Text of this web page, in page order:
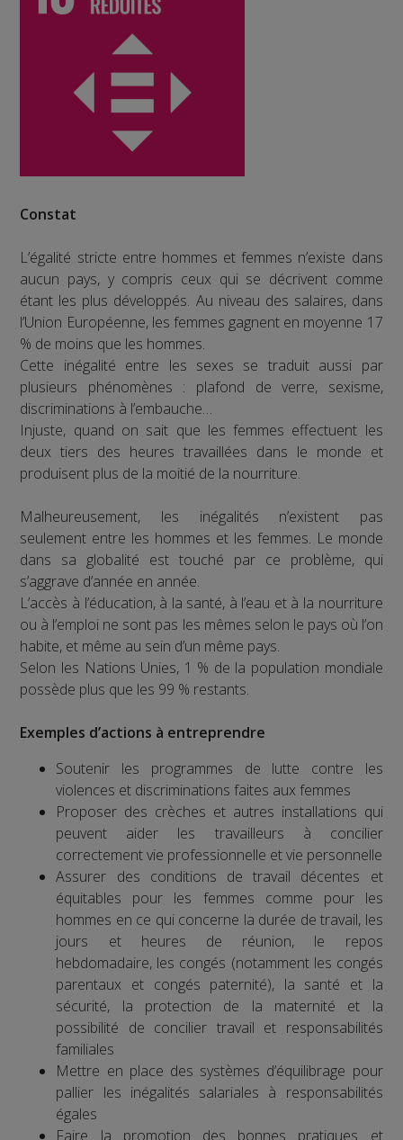
Constat
L’égalité stricte entre hommes et femmes n’existe dans
aucun pays, y compris ceux qui se décrivent comme
étant les plus développés. Au niveau des salaires, dans
l’Union Européenne, les femmes gagnent en moyenne 17
% de moins que les hommes.
Cette inégalité entre les sexes se traduit aussi par
plusieurs phénomènes : plafond de verre, sexisme,
discriminations à l’embauche…
Injuste, quand on sait que les femmes effectuent les
deux tiers des heures travaillées dans le monde et
produisent plus de la moitié de la nourriture.
Malheureusement, les inégalités n’existent pas
seulement entre les hommes et les femmes. Le monde
dans sa globalité est touché par ce problème, qui
s’aggrave d’année en année.
L’accès à l’éducation, à la santé, à l’eau et à la nourriture
ou à l’emploi ne sont pas les mêmes selon le pays où l’on
habite, et même au sein d’un même pays.
Selon les Nations Unies, 1 % de la population mondiale
possède plus que les 99 % restants.
Exemples d’actions à entreprendre
Soutenir les programmes de lutte contre les
violences et discriminations faites aux femmes
Proposer des crèches et autres installations qui
peuvent aider les travailleurs à concilier
correctement vie professionnelle et vie personnelle
Assurer des conditions de travail décentes et
équitables pour les femmes comme pour les
hommes en ce qui concerne la durée de travail, les
jours et heures de réunion, le repos
hebdomadaire, les congés (notamment les congés
parentaux et congés paternité), la santé et la
sécurité, la protection de la maternité et la
possibilité de concilier travail et responsabilités
familiales
Mettre en place des systèmes d’équilibrage pour
pallier les inégalités salariales à responsabilités
égales
Faire la promotion des bonnes pratiques et